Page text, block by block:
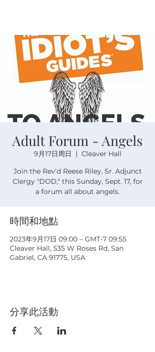
Adult Forum - Angels
9月17日周日
  |
Cleaver Hall
Join the Rev'd Reese Riley, Sr. Adjunct
Clergy "DOD," this Sunday, Sept. 17, for
a forum all about angels.
時間和地點
2023年9月17日 09:00 – GMT-7 09:55
Cleaver Hall, 535 W Roses Rd, San
Gabriel, CA 91775, USA
分享此活動